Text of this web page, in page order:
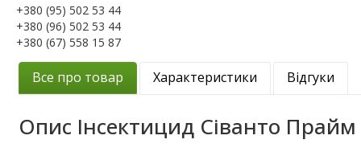
+380 (95) 502 53 44
+380 (96) 502 53 44
+380 (67) 558 15 87
Все про товар Характеристики Відгуки
Опис Інсектицид Сіванто Прайм